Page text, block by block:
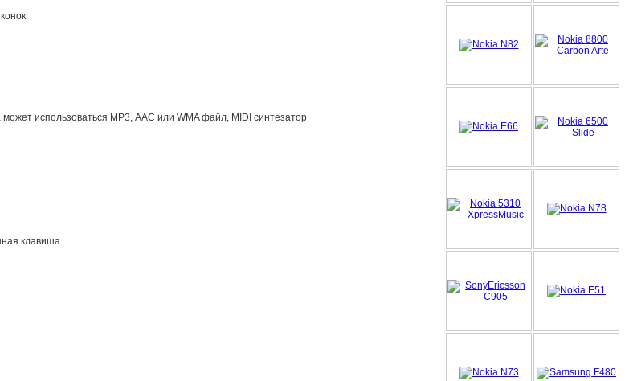
может использоваться МР3, AAC или WMA файл, MIDI синтезатор
клавиша